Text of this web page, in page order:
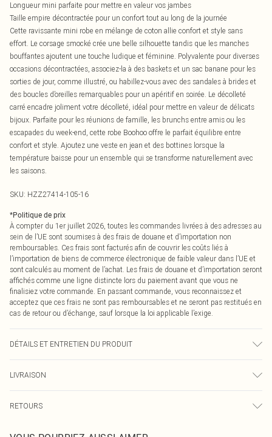
Longueur mini parfaite pour mettre en valeur vos jambes
Taille empire décontractée pour un confort tout au long de la journée
Cette ravissante mini robe en mélange de coton allie confort et style sans
effort. Le corsage smocké crée une belle silhouette tandis que les manches
bouffantes ajoutent une touche ludique et féminine. Polyvalente pour diverses
occasions décontractées, associez-la à des baskets et un sac banane pour les
sorties de jour, comme illustré, ou habillez-vous avec des sandales à brides et
des boucles d’oreilles remarquables pour un apéritif en soirée. Le décolleté
carré encadre joliment votre décolleté, idéal pour mettre en valeur de délicats
bijoux. Parfaite pour les réunions de famille, les brunchs entre amis ou les
escapades du week-end, cette robe Boohoo offre le parfait équilibre entre
confort et style. Ajoutez une veste en jean et des bottines lorsque la
température baisse pour un ensemble qui se transforme naturellement avec
les saisons.
SKU: HZZ27414-105-16
*Politique de prix
À compter du 1er juillet 2026, toutes les commandes livrées à des adresses au
sein de l’UE sont soumises à des frais de douane et d’importation non
remboursables. Ces frais sont facturés afin de couvrir les coûts liés à
l’importation de biens de commerce électronique de faible valeur dans l’UE et
sont calculés au moment de l’achat. Les frais de douane et d’importation seront
affichés comme une ligne distincte lors du paiement avant que vous ne
finalisiez votre commande. En passant commande, vous reconnaissez et
acceptez que ces frais ne sont pas remboursables et ne seront pas restitués en
cas de retour ou d’échange, sauf lorsque la loi applicable l’exige.
DÉTAILS ET ENTRETIEN DU PRODUIT
LIVRAISON
Livraison express France
RETOURS